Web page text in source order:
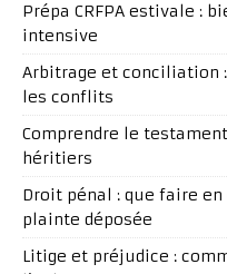
Prépa CRFPA estivale :
intensive
Arbitrage et conciliation
les conflits
Comprendre le
héritiers
Droit pénal : que faire en
plainte déposée
Litige et préjudice :